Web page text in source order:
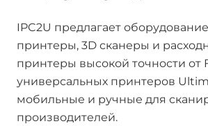
IPC2U предлагает
принтеры, 3D сканеры и
принтеры высокой точности
универсальных принтеров
мобильные и ручные для
производителей.